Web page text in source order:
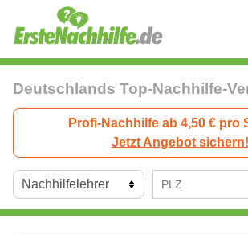
Deutschlands Top-Nachhilfe-
Profi-Nachhilfe ab 4,50 € pro
Jetzt Angebot sichern!